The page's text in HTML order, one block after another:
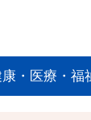
・医療・福